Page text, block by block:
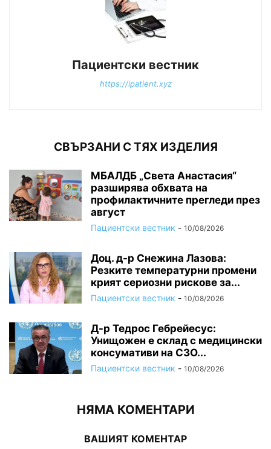
Пациентски вестник
https://ipatient.xyz
СВЪРЗАНИ С ТЯХ ИЗДЕЛИЯ
МБАЛДБ „Света Анастасия“
разширява обхвата на
профилактичните прегледи през
август
Пациентски вестник - 10/08/2026
Доц. д-р Снежина Лазова:
Резките температурни промени
крият сериозни рискове за...
Пациентски вестник - 10/08/2026
Д-р Тедрос Гебрейесус:
Унищожен е склад с медицински
консумативи на СЗО...
Пациентски вестник - 10/08/2026
НЯМА КОМЕНТАРИ
ВАШИЯТ КОМЕНТАР